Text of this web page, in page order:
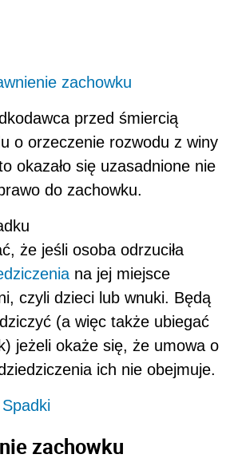
zachowku
przed śmiercią
o orzeczenie rozwodu z winy
okazało się uzasadnione nie
do zachowku.
że jeśli osoba odrzuciła
na jej miejsce
czyli dzieci lub wnuki. Będą
(a więc także ubiegać
jeżeli okaże się, że umowa o
ich nie obejmuje.
Spadki
zachowku